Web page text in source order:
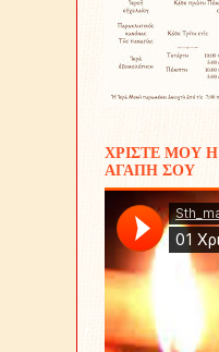
ΧΡΙΣΤΕ ΜΟΥ Η
ΑΓΑΠΗ ΣΟΥ